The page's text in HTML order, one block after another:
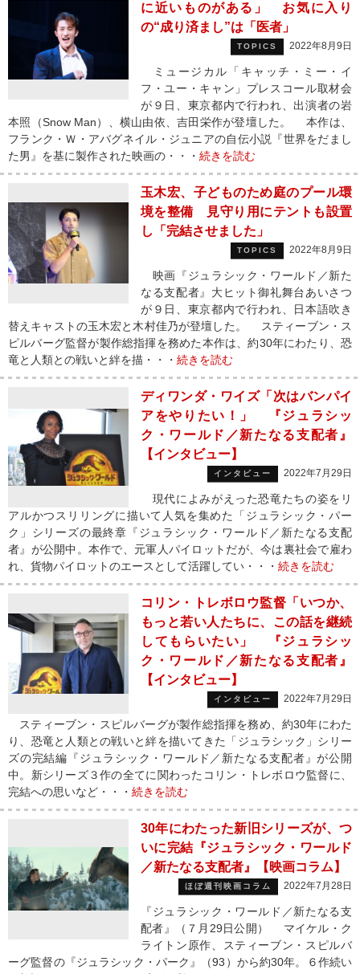
に近いものがある」 お気に入り
の“成り済まし”は「医者」
TOPICS 2022年8月9日
ミュージカル「キャッチ・ミー・イ
フ・ユー・キャン」プレスコール取材会
が９日、東京都内で行われ、出演者の岩
本照（Snow Man）、横山由依、吉田栄作が登壇した。 本作は、
フランク・Ｗ・アバグネイル・ジュニアの自伝小説『世界をだまし
た男』を基に製作された映画の・・・ 続きを読む
玉木宏、子どものため庭のプール環
境を整備 見守り用にテントも設置
し「完結させました」
TOPICS 2022年8月9日
映画『ジュラシック・ワールド／新た
なる支配者』大ヒット御礼舞台あいさつ
が９日、東京都内で行われ、日本語吹き
替えキャストの玉木宏と木村佳乃が登壇した。 スティーブン・ス
ピルバーグ監督が製作総指揮を務めた本作は、約30年にわたり、恐
竜と人類との戦いと絆を描・・・ 続きを読む
ディワンダ・ワイズ「次はバンパイ
アをやりたい！」 『ジュラシッ
ク・ワールド／新たなる支配者』
【インタビュー】
インタビュー 2022年7月29日
現代によみがえった恐竜たちの姿をリ
アルかつスリリングに描いて人気を集めた「ジュラシック・パー
ク」シリーズの最終章『ジュラシック・ワールド／新たなる支配
者』が公開中。本作で、元軍人パイロットだが、今は裏社会で雇わ
れ、貨物パイロットのエースとして活躍してい・・・ 続きを読む
コリン・トレボロウ監督「いつか、
もっと若い人たちに、この話を継続
してもらいたい」 『ジュラシッ
ク・ワールド／新たなる支配者』
【インタビュー】
インタビュー 2022年7月29日
スティーブン・スピルバーグが製作総指揮を務め、約30年にわた
り、恐竜と人類との戦いと絆を描いてきた「ジュラシック」シリー
ズの完結編『ジュラシック・ワールド／新たなる支配者』が公開
中。新シリーズ３作の全てに関わったコリン・トレボロウ監督に、
完結への思いなど・・・ 続きを読む
30年にわたった新旧シリーズが、つ
いに完結『ジュラシック・ワールド
／新たなる支配者』【映画コラム】
ほぼ週刊映画コラム 2022年7月28日
『ジュラシック・ワールド／新たなる支
配者』（７月29日公開） マイケル・ク
ライトン原作、スティーブン・スピルバ
ーグ監督の『ジュラシック・パーク』（93）から約30年。６作続い